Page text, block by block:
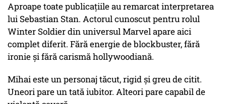
Aproape toate publicațiile au remarcat interpretarea
lui Sebastian Stan. Actorul cunoscut pentru rolul
Winter Soldier din universul Marvel apare aici
complet diferit. Fără energie de blockbuster, fără
ironie și fără carismă hollywoodiană.
Mihai este un personaj tăcut, rigid și greu de citit.
Uneori pare un tată iubitor. Alteori pare capabil de